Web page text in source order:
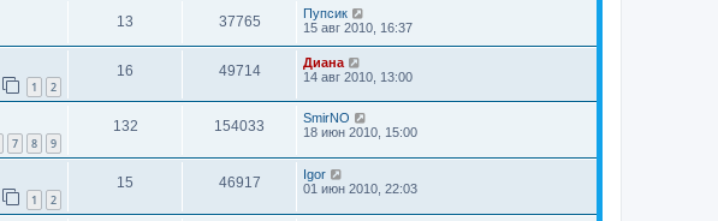
13 37765
Пупсик
15 авг 2010, 16:37
1 2
16 49714
Диана
14 авг 2010, 13:00
7 8 9
132 154033
SmirNO
18 июн 2010, 15:00
1 2
15 46917
Igor
01 июн 2010, 22:03